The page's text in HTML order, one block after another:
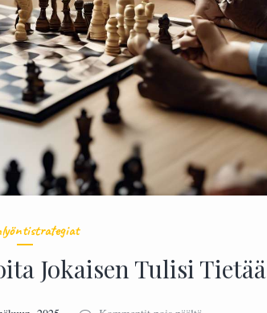
Jokaisen Tulisi Tietää